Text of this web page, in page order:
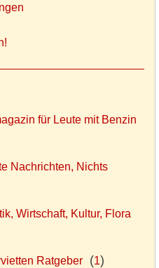
für Leute mit Benzin
Nachrichten, Nichts
Wirtschaft, Kultur, Flora
Ratgeber (1)